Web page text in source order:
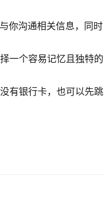
你沟通相关信息，同时
一个容易记忆且独特的
有银行卡，也可以先跳